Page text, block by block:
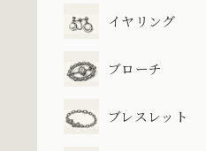
イヤリング
ブローチ
ブレスレット